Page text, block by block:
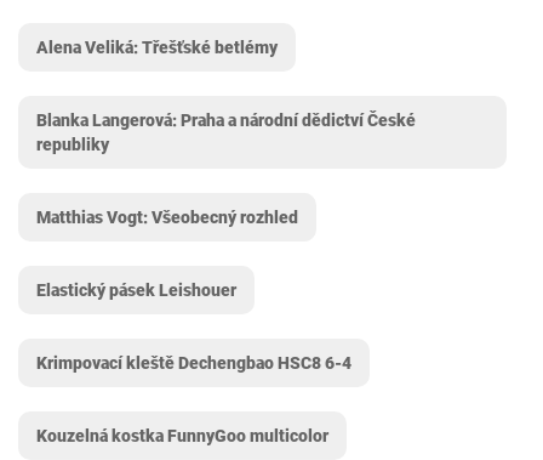
Alena Veliká: Třešťské betlémy
Blanka Langerová: Praha a národní dědictví České
republiky
Matthias Vogt: Všeobecný rozhled
Elastický pásek Leishouer
Krimpovací kleště Dechengbao HSC8 6-4
Kouzelná kostka FunnyGoo multicolor